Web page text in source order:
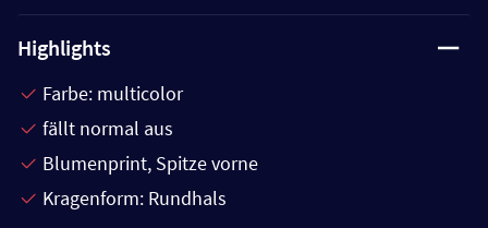
Highlights
Farbe: multicolor
fällt normal aus
Blumenprint, Spitze vorne
Kragenform: Rundhals